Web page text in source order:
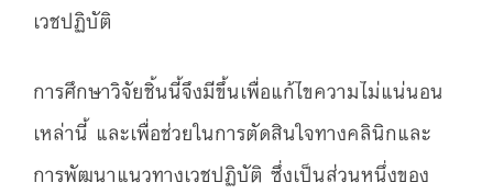
เวชปฏิบัติ
การศึกษาวิจัยชิ้นนี้จึงมีขึ้นเพื่อแก้ไขความไม่แน่นอน
เหล่านี้ และเพื่อช่วยในการตัดสินใจทางคลินิกและ
การพัฒนาแนวทางเวชปฏิบัติ ซึ่งเป็นส่วนหนึ่งของ